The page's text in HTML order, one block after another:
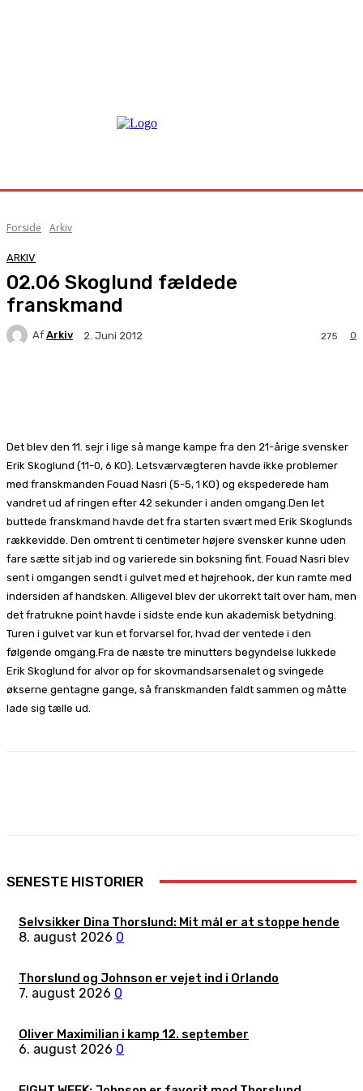
Forside Arkiv
ARKIV
02.06 Skoglund fældede
franskmand
Af Arkiv 2. Juni 2012 0
275
Det blev den 11. sejr i lige så mange kampe fra den 21-årige svensker
Erik Skoglund (11-0, 6 KO). Letsværvægteren havde ikke problemer
med franskmanden Fouad Nasri (5-5, 1 KO) og ekspederede ham
vandret ud af ringen efter 42 sekunder i anden omgang.Den let
buttede franskmand havde det fra starten svært med Erik Skoglunds
rækkevidde. Den omtrent ti centimeter højere svensker kunne uden
fare sætte sit jab ind og varierede sin boksning fint. Fouad Nasri blev
sent i omgangen sendt i gulvet med et højrehook, der kun ramte med
indersiden af handsken. Alligevel blev der ukorrekt talt over ham, men
det fratrukne point havde i sidste ende kun akademisk betydning.
Turen i gulvet var kun et forvarsel for, hvad der ventede i den
følgende omgang.Fra de næste tre minutters begyndelse lukkede
Erik Skoglund for alvor op for skovmandsarsenalet og svingede
økserne gentagne gange, så franskmanden faldt sammen og måtte
lade sig tælle ud.
SENESTE HISTORIER
Selvsikker Dina Thorslund: Mit mål er at stoppe hende
8. august 2026 0
Thorslund og Johnson er vejet ind i Orlando
7. august 2026 0
Oliver Maximilian i kamp 12. september
6. august 2026 0